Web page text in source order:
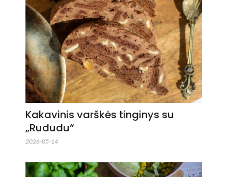
Kakavinis varškės tinginys su
„Rududu“
2026-05-14